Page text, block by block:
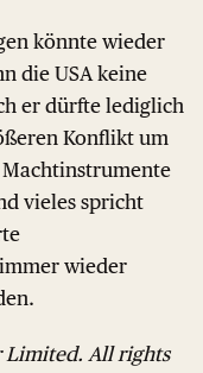
könnte wieder
die USA keine
er dürfte lediglich
Konflikt um
Machtinstrumente
vieles spricht
wieder
Limited. All rights